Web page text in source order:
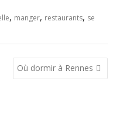
, manger, restaurants, se
Où dormir à Rennes